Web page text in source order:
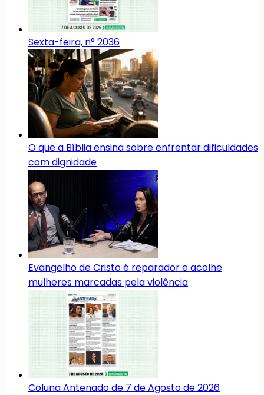
Sexta-feira, n° 2036
O que a Bíblia ensina sobre enfrentar dificuldades
com dignidade
Evangelho de Cristo é reparador e acolhe
mulheres marcadas pela violência
Coluna Antenado de 7 de Agosto de 2026